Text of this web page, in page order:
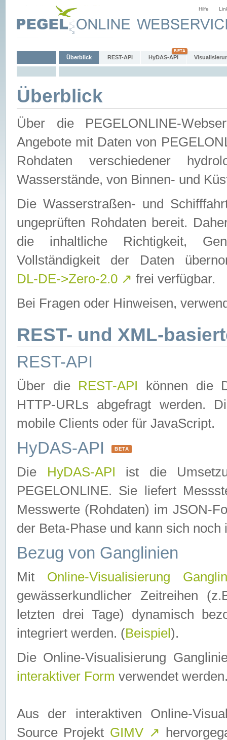
Hilfe
Überblick REST-API HyDAS-API
Überblick
Über die PEGELONLINE-
Angebote mit Daten von
Rohdaten verschiedener
Wasserstände, von Binnen- und
Die Wasserstraßen- und
ungeprüften Rohdaten bereit.
die inhaltliche Richtigkeit,
Vollständigkeit der Daten
DL-DE->Zero-2.0 ↗ frei verfügbar.
Bei Fragen oder Hinweisen,
REST- und XML-
REST-API
Über die REST-API können die
HTTP-URLs abgefragt werden.
mobile Clients oder für JavaScript.
HyDAS-API BETA
Die HyDAS-API ist die
PEGELONLINE. Sie liefert
Messwerte (Rohdaten) im JSON-
der Beta-Phase und kann sich noch
Bezug von Ganglinien
Mit Online-Visualisierung
gewässerkundlicher Zeitreihen
letzten drei Tage) dynamisch
integriert werden. (Beispiel ).
Die Online-Visualisierung
interaktiver Form verwendet
Aus der interaktiven Online-
Source Projekt GIMV ↗